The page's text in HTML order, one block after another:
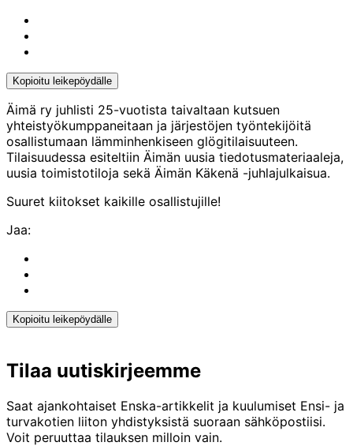
twitter
Kopioitu leikepöydälle
Kopioitu
leikepöydälle
Äimä ry juhlisti 25-vuotista taivaltaan kutsuen
yhteistyökumppaneitaan ja järjestöjen työntekijöitä
osallistumaan lämminhenkiseen glögitilaisuuteen.
Tilaisuudessa esiteltiin Äimän uusia tiedotusmateriaaleja,
uusia toimistotiloja sekä Äimän Käkenä -juhlajulkaisua.
Suuret kiitokset kaikille osallistujille!
Jaa:
twitter
Kopioitu leikepöydälle
Kopioitu
Tilaa uutiskirjeemme
Saat ajankohtaiset Enska-artikkelit ja kuulumiset Ensi- ja
turvakotien liiton yhdistyksistä suoraan sähköpostiisi.
Voit peruuttaa tilauksen milloin vain.